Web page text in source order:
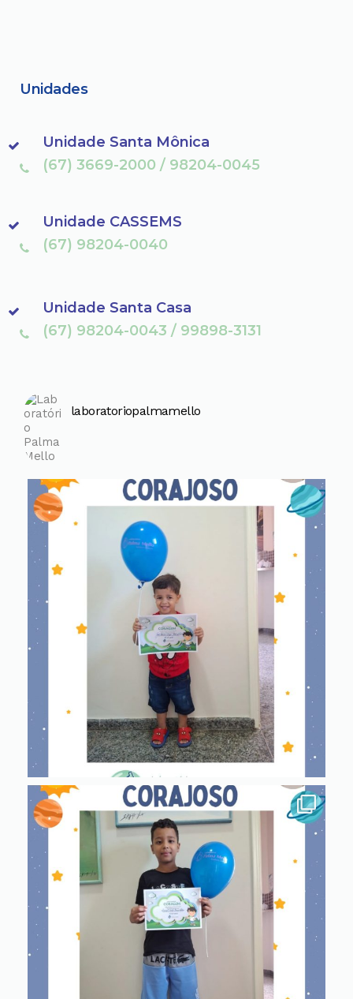
Unidades
Unidade Santa Mônica
(67) 3669-2000 / 98204-0045
Unidade CASSEMS
(67) 98204-0040
Unidade Santa Casa
(67) 98204-0043 / 99898-3131
laboratoriopalmamello